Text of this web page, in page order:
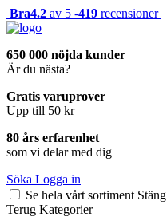
Bra4.2 av 5 -419 recensioner
650 000 nöjda kunder
Är du nästa?
Gratis varuprover
Upp till 50 kr
80 års erfarenhet
som vi delar med dig
Söka Logga in
Se hela vårt sortiment Stäng
Terug Kategorier